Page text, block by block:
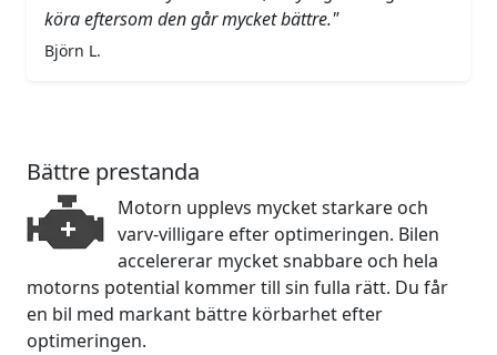
köra eftersom den går mycket bättre."
Björn L.
Bättre prestanda
Motorn upplevs mycket starkare och
varv-villigare efter optimeringen. Bilen
accelererar mycket snabbare och hela
motorns potential kommer till sin fulla rätt. Du får
en bil med markant bättre körbarhet efter
optimeringen.